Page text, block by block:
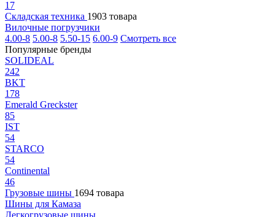
17
Складская техника 1903 товара
Вилочные погрузчики
4.00-8 5.00-8 5.50-15 6.00-9 Смотреть все
Популярные бренды
SOLIDEAL
242
BKT
178
Emerald Greckster
85
IST
54
STARCO
54
Continental
46
Грузовые шины 1694 товара
Шины для Камаза
Легкогрузовые шины